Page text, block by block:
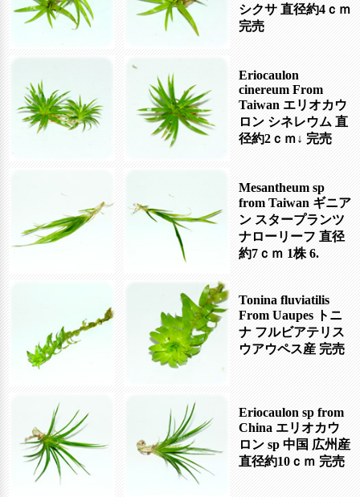
シクサ 直径約4ｃｍ
完売
Eriocaulon
cinereum From
Taiwan エリオカウ
ロン シネレウム 直
径約2ｃｍ↓ 完売
Mesantheum sp
from Taiwan ギニア
ン スタープランツ
ナローリーフ 直径
約7ｃｍ 1株 6.
Tonina fluviatilis
From Uaupes トニ
ナ フルビアテリス
ウアウペス産 完売
Eriocaulon sp from
China エリオカウ
ロン sp 中国 広州産
直径約10ｃｍ 完売